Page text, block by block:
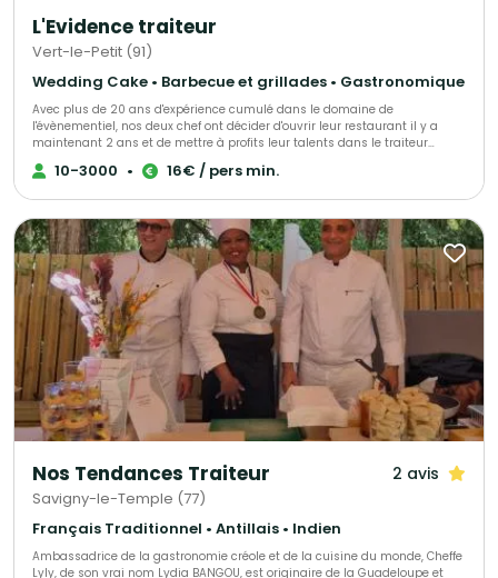
L'Evidence traiteur
Vert-le-Petit (91)
Wedding Cake • Barbecue et grillades • Gastronomique
Avec plus de 20 ans d'expérience cumulé dans le domaine de
l'évènementiel, nos deux chef ont décider d'ouvrir leur restaurant il y a
maintenant 2 ans et de mettre à profits leur talents dans le traiteur
évènementiel afin de vous accompagner lors de vos évènements.
10-3000 • 16€ / pers min.
Nos Tendances Traiteur 2 avis
Savigny-le-Temple (77)
Français Traditionnel • Antillais • Indien
Ambassadrice de la gastronomie créole et de la cuisine du monde, Cheffe
Lyly, de son vrai nom Lydia BANGOU, est originaire de la Guadeloupe et